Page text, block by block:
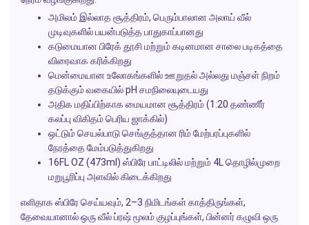
அமிலம் இல்லாத சூத்திரம், பெரும்பாலான அலாய் வீல்
முடிவுகளில் பயன்படுத்த பாதுகாப்பானது
கடுமையான பிரேக் தூசி மற்றும் கடினமான சாலை படிகத்தை
விரைவாக கரிக்கிறது
மென்மையான உலோகங்களில் ஊறுதல் அல்லது மஞ்சள் நிறம்
தடுக்கும் வகையில் pH சமநிலையுடையது
அதிக மதிப்பிற்காக மையமான சூத்திரம் (1:20 தண்ணீர்
கலப்பு விகிதம் பெரிய ஜாக்கில்)
ஒட்டும் செயல்பாடு செங்குத்தான ரிம் மேற்பரப்புகளில்
நேரத்தை மேம்படுத்துகிறது
16FL OZ (473ml) ஸ்பிரே பாட்டிலில் மற்றும் 4L தொழில்முறை
மறுபூரிப்பு அளவில் கிடைக்கிறது
எளிதாக ஸ்பிரே செய்யவும், 2–3 நிமிடங்கள் காத்திருங்கள்,
தேவையானால் ஒரு வீல் ப்ரஷ் மூலம் குழப்புங்கள், பின்னர் கழுவி ஒரு